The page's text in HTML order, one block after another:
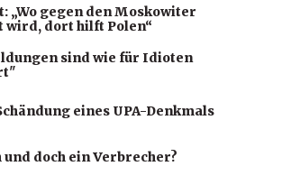
„Wo gegen den Moskowiter
wird, dort hilft Polen“
sind wie für Idioten
eines UPA-Denkmals
und doch ein Verbrecher?